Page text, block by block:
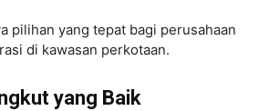
pilihan yang tepat bagi perusahaan
di kawasan perkotaan.
yang Baik